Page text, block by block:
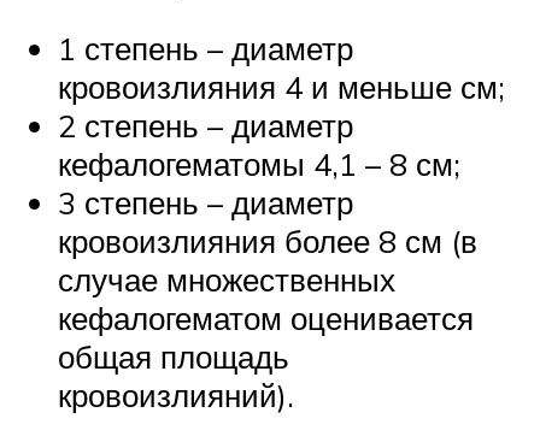
1 степень – диаметр
кровоизлияния 4 и меньше см;
2 степень – диаметр
кефалогематомы 4,1 – 8 см;
3 степень – диаметр
кровоизлияния более 8 см (в
случае множественных
кефалогематом оценивается
общая площадь
кровоизлияний).